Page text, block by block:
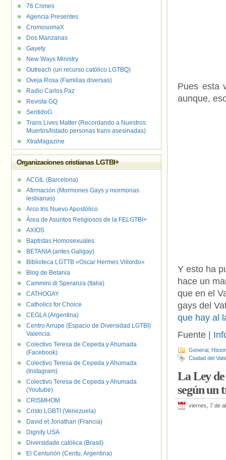
Pues esta
aunque,
Y esto ha
hace un
que en el
gays del
que hay al
Fuente |
General
Ciudad del
La Ley
según un
viernes, 7 de
76 Crimes
Agencia Presentes
CromosomaX
Dos Manzanas
Gayety
New Ways Ministry
Outreach (un recurso católico LGTBQ)
Oveja Rosa (Familias diversas)
Radio Carlos Paz
Revista GQ
SentidoG
Trans Lives Matter (Recordando a Nuestros
Muertos/listado personas trans asesinadas)
XtraMagazine
Organizaciones cristianas LGTBI+
ACGIL (Barcelona)
Afirmación (Mormones Gays y mormonas
lesbianas)
Arco Iris Nuevo Apostólico
Área de Asuntos Religiosos de la FELGTBI+
AXIOS
Baptistas Homosexuales
BETANIA (antes Galigay)
Biblioteca LGTTB «Oscar Hermes Villordo»
Blog de Betania
Cammini di Speranza (Italia)
CATHOGAY
Catholics for Choice
CEGLA (Argentina)
Centro Arrupe (Espacio de Diversidad LGTBI)
Valencia.
Colectivo Teresa de Cepeda y Ahumada
(Facebook)
Colectivo Teresa de Cepeda y Ahumada
(Instagram)
Colectivo Teresa de Cepeda y Ahumada
(Youtube)
CRISMHOM
Cristo LGBTI (Venezuela)
David et Jonathan (Francia)
Dignity USA
Diversidade católica (Brasil)
El Centurión (Centu, Argentina)